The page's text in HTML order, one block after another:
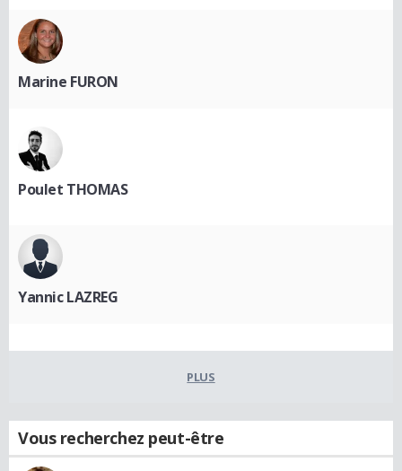
Marine FURON
Poulet THOMAS
Yannic LAZREG
PLUS
Vous recherchez peut-être